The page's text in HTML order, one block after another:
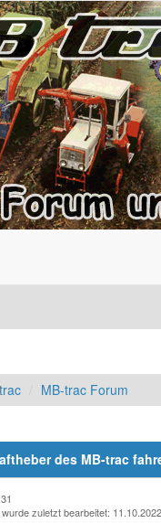
MB-trac Forum
des MB-trac
zuletzt bearbeitet: